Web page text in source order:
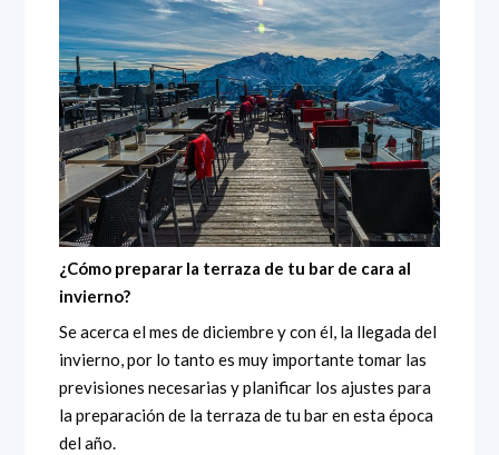
¿Cómo preparar la terraza de tu bar de cara al
invierno?
Se acerca el mes de diciembre y con él, la llegada del
invierno, por lo tanto es muy importante tomar las
previsiones necesarias y planificar los ajustes para
la preparación de la terraza de tu bar en esta época
del año.